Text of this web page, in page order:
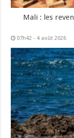
Mali : les
07h42 - 4 août 2026